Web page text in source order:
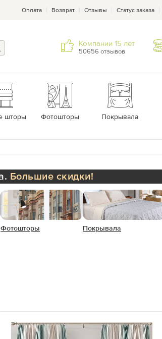
Оплата Возврат Отзывы Статус заказа
Компании 15 лет
50656 отзывов
шторы Фотошторы Покрывала
Большие скидки!
Фотошторы Покрывала